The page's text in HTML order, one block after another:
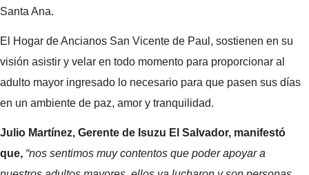
Santa Ana.
El Hogar de Ancianos San Vicente de Paul, sostienen en su
visión asistir y velar en todo momento para proporcionar al
adulto mayor ingresado lo necesario para que pasen sus días
en un ambiente de paz, amor y tranquilidad.
Julio Martínez, Gerente de Isuzu El Salvador, manifestó
que, “nos sentimos muy contentos que poder apoyar a